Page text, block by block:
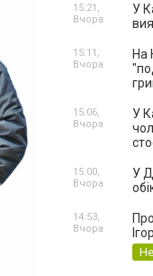
У
15:21,
Вчора
На
15:11,
Вчора
У
15:06,
Вчора
У
15:00,
Вчора
14:53,
Вчора